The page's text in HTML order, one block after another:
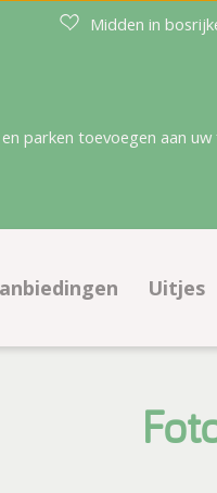
Midden in
parken toevoegen aan
Aanbiedingen
Korting met
Uitjes